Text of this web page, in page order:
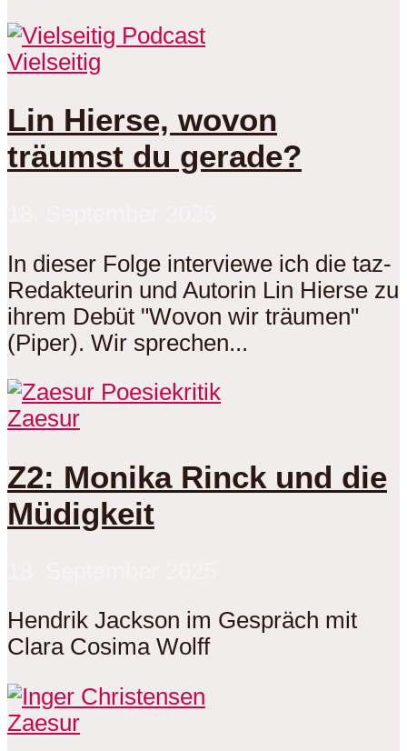
Vielseitig
Lin Hierse, wovon
träumst du gerade?
In dieser Folge interviewe ich die taz-
Redakteurin und Autorin Lin Hierse zu
ihrem Debüt "Wovon wir träumen"
(Piper). Wir sprechen...
Zaesur
Z2: Monika Rinck und die
Müdigkeit
Hendrik Jackson im Gespräch mit
Clara Cosima Wolff
Zaesur